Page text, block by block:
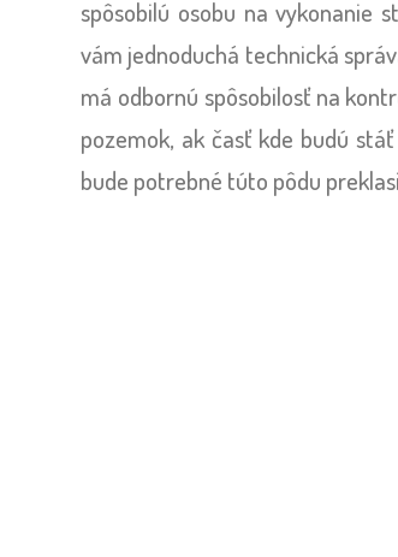
spôsobilú osobu na vykonanie
vám jednoduchá technická
má odbornú spôsobilosť na
pozemok, ak časť kde budú
bude potrebné túto pôdu